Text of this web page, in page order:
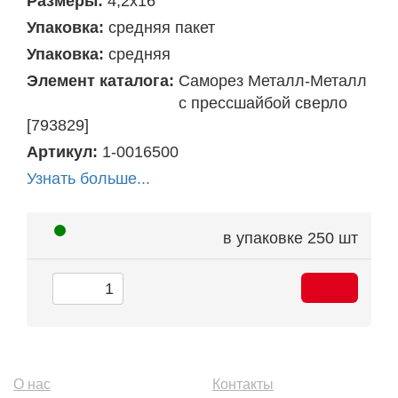
Упаковка: средняя пакет
Упаковка: средняя
Элемент каталога: Саморез Металл-Металл
с прессшайбой сверло
[793829]
Артикул: 1-0016500
Узнать больше...
в упаковке 250 шт
О нас Контакты